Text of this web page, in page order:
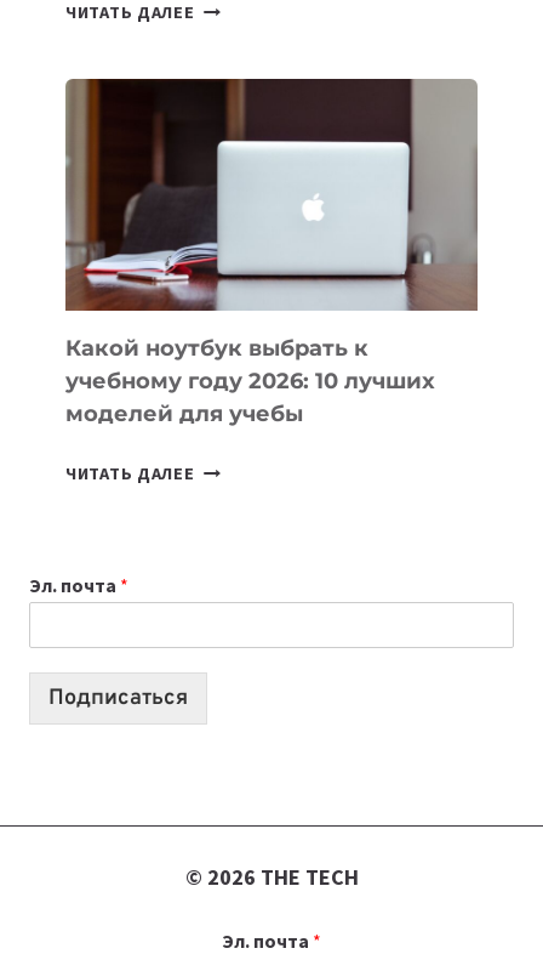
ЧИТАТЬ ДАЛЕЕ
ПОМОГАЮТ
СОЗДАВАТЬ
БЕЗ
СЛОЖНОГО
КОДА
Какой ноутбук выбрать к
учебному году 2026: 10 лучших
моделей для учебы
ЧИТАТЬ ДАЛЕЕ КАКОЙ
2026:
10
Эл. почта *
Подписаться
© 2026 THE TECH
Эл. почта *